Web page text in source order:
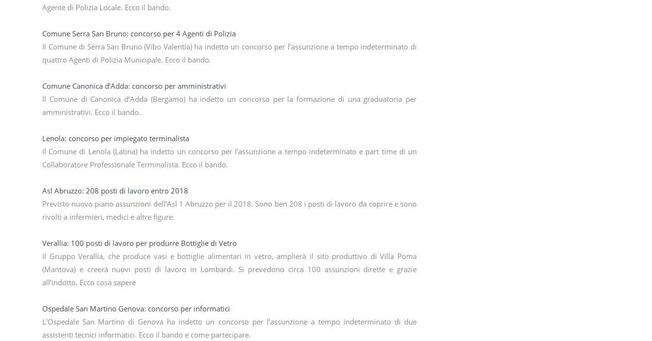
Agente di Polizia Locale. Ecco il bando.
Comune Serra San Bruno: concorso per 4 Agenti di Polizia
Il Comune di Serra San Bruno (Vibo Valentia) ha indetto un concorso per l’assunzione a tempo indeterminato di
quattro Agenti di Polizia Municipale. Ecco il bando.
Comune Canonica d’Adda: concorso per amministrativi
Il Comune di Canonica d’Adda (Bergamo) ha indetto un concorso per la formazione di una graduatoria per
amministrativi. Ecco il bando.
Lenola: concorso per impiegato terminalista
Il Comune di Lenola (Latina) ha indetto un concorso per l’assunzione a tempo indeterminato e part time di un
Collaboratore Professionale Terminalista. Ecco il bando.
Asl Abruzzo: 208 posti di lavoro entro 2018
Previsto nuovo piano assunzioni dell’Asl 1 Abruzzo per il 2018. Sono ben 208 i posti di lavoro da coprire e sono
rivolti a infermieri, medici e altre figure.
Verallia: 100 posti di lavoro per produrre Bottiglie di Vetro
Il Gruppo Verallia, che produce vasi e bottiglie alimentari in vetro, amplierà il sito produttivo di Villa Poma
(Mantova) e creerà nuovi posti di lavoro in Lombardi. Si prevedono circa 100 assunzioni dirette e grazie
all’indotto. Ecco cosa sapere
Ospedale San Martino Genova: concorso per informatici
L’Ospedale San Martino di Genova ha indetto un concorso per l’assunzione a tempo indeterminato di due
assistenti tecnici informatici. Ecco il bando e come partecipare.